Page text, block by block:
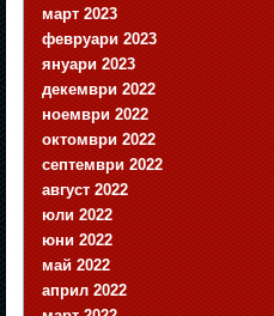
март 2023
февруари 2023
януари 2023
декември 2022
ноември 2022
октомври 2022
септември 2022
август 2022
юли 2022
юни 2022
май 2022
април 2022